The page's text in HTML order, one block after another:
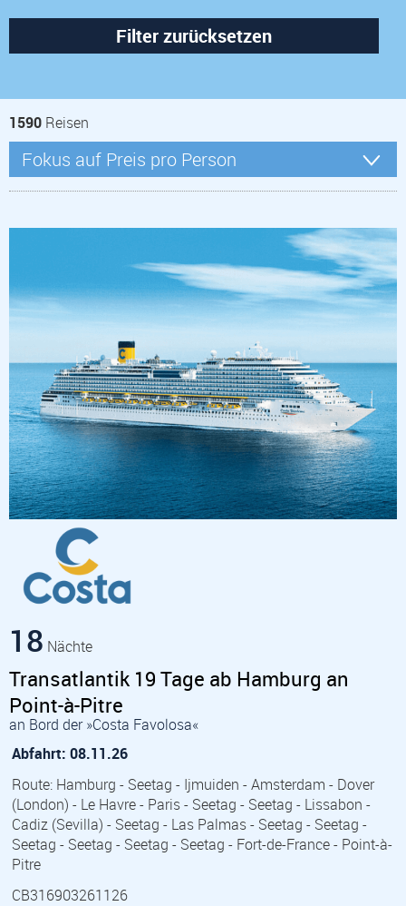
1590 Reisen
18 Nächte
Transatlantik 19 Tage ab Hamburg an
Point-à-Pitre
an Bord der »Costa Favolosa«
Abfahrt: 08.11.26
Route: Hamburg - Seetag - Ijmuiden - Amsterdam - Dover
(London) - Le Havre - Paris - Seetag - Seetag - Lissabon -
Cadiz (Sevilla) - Seetag - Las Palmas - Seetag - Seetag -
Seetag - Seetag - Seetag - Seetag - Fort-de-France - Point-à-
Pitre
CB316903261126